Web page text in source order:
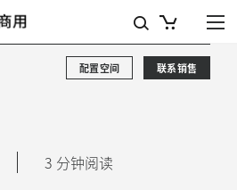
联系销售
配置空间
3 分钟阅读